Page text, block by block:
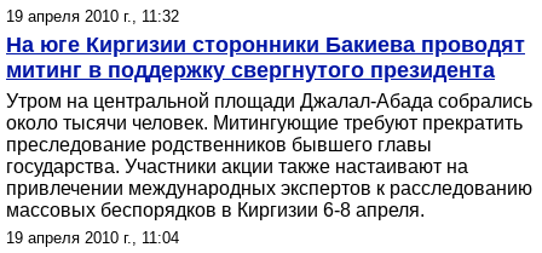
19 апреля 2010 г., 11:32
На юге Киргизии сторонники Бакиева проводят
митинг в поддержку свергнутого президента
Утром на центральной площади Джалал-Абада собрались
около тысячи человек. Митингующие требуют прекратить
преследование родственников бывшего главы
государства. Участники акции также настаивают на
привлечении международных экспертов к расследованию
массовых беспорядков в Киргизии 6-8 апреля.
19 апреля 2010 г., 11:04